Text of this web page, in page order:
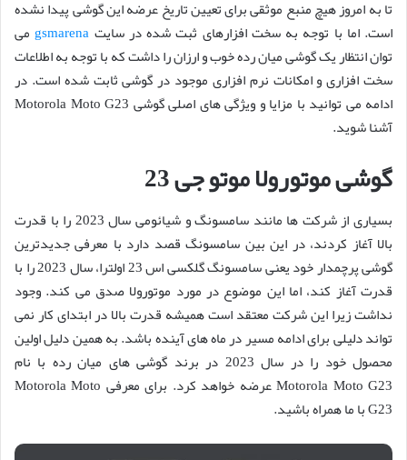
تا به امروز هیچ منبع موثقی برای تعیین تاریخ عرضه این گوشی پیدا نشده
است. اما با توجه به سخت افزارهای ثبت شده در سایت gsmarenaمی
توان انتظار یک گوشی میان رده خوب و ارزان را داشت که با توجه به اطلاعات
سخت افزاری و امکانات نرم افزاری موجود در گوشی ثابت شده است. در
ادامه می توانید با مزایا و ویژگی های اصلی گوشی Motorola Moto G23
آشنا شوید.
گوشی موتورولا موتو جی 23
بسیاری از شرکت ها مانند سامسونگ و شیائومی سال 2023 را با قدرت
بالا آغاز کردند، در این بین سامسونگ قصد دارد با معرفی جدیدترین
گوشی پرچمدار خود یعنی سامسونگ گلکسی اس 23 اولترا، سال 2023 را با
قدرت آغاز کند، اما این موضوع در مورد موتورولا صدق می کند. وجود
نداشت زیرا این شرکت معتقد است همیشه قدرت بالا در ابتدای کار نمی
تواند دلیلی برای ادامه مسیر در ماه های آینده باشد. به همین دلیل اولین
محصول خود را در سال 2023 در برند گوشی های میان رده با نام
Motorola Moto G23 عرضه خواهد کرد. برای معرفی Motorola Moto
G23 با ما همراه باشید.